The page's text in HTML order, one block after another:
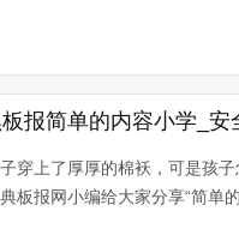
报简单的内容小学_
穿上了厚厚的棉袄，可是孩
板报网小编给大家分享“简单